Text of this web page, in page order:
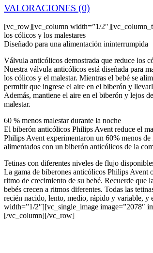
VALORACIONES (0)
[vc_row][vc_column width=”1/
los cólicos y los malestares
Diseñado para una alimentación ininterrumpida
Válvula anticólicos demostrada que reduce los
Nuestra válvula anticólicos está diseñada para
los cólicos y el malestar. Mientras el bebé se
permitir que ingrese el aire en el biberón y
Además, mantiene el aire en el biberón y lejos
malestar.
60 % menos malestar durante la noche
El biberón anticólicos Philips Avent reduce el
Philips Avent experimentaron un 60% menos
alimentados con un biberón anticólicos de la
Tetinas con diferentes niveles de flujo
La gama de biberones anticólicos Philips Avent
ritmo de crecimiento de su bebé. Recuerde que
bebés crecen a ritmos diferentes. Todas las
recién nacido, lento, medio, rápido y variable,
width=”1/2″][vc_single_image image=”2078″
[/vc_column][/vc_row]